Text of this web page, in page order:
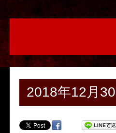
2018年12月